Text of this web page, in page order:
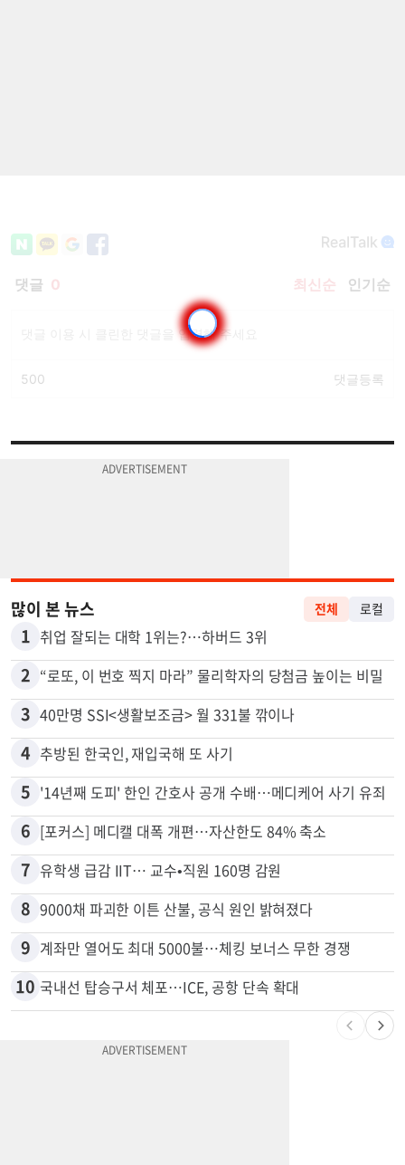
많이 본 뉴스
1 취업 잘되는 대학 1위는?…하버드 3위
2 “로또, 이 번호 찍지 마라” 물리학자의 당첨금 높이는 비밀
3 40만명 SSI<생활보조금> 월 331불 깎이나
4 추방된 한국인, 재입국해 또 사기
5 '14년째 도피' 한인 간호사 공개 수배…메디케어 사기 유죄
6 [포커스] 메디캘 대폭 개편…자산한도 84% 축소
7 유학생 급감 IIT… 교수•직원 160명 감원
8 9000채 파괴한 이튼 산불, 공식 원인 밝혀졌다
9 계좌만 열어도 최대 5000불…체킹 보너스 무한 경쟁